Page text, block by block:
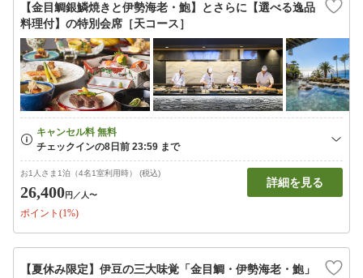
【金目鯛銀鱗焼きと伊勢海老・鮑】とさらに【選べる逸品
料理付】の特別会席［天コース］
お1人さま1泊（4名1室利用時） (税込)
26,400円 ／人〜
ポイント(1%)
詳細を見る
【夏休み限定】伊豆の三大味覚「金目鯛・伊勢海老・鮑」